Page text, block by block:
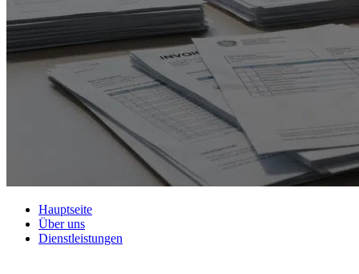
Hauptseite
Über uns
Dienstleistungen